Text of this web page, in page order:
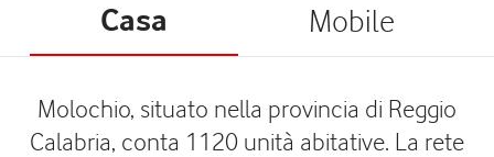
Casa Mobile
Molochio, situato nella provincia di Reggio
Calabria, conta 1120 unità abitative. La rete